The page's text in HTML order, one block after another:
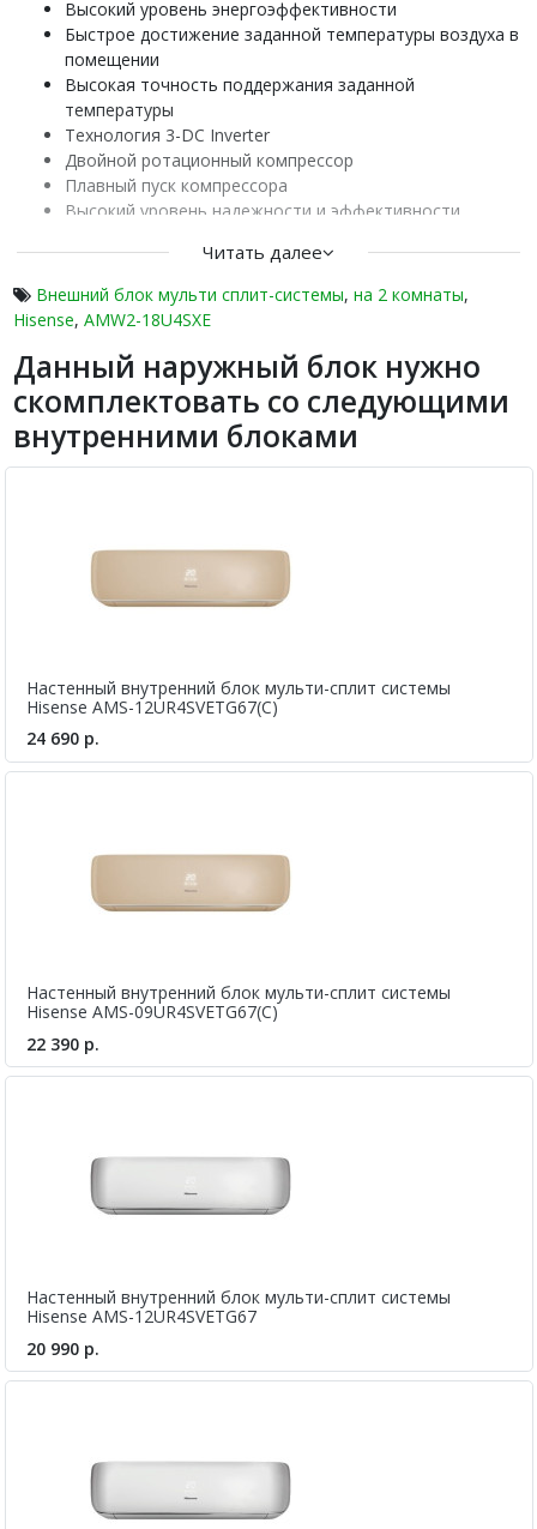
Высокий уровень энергоэффективности
Быстрое достижение заданной температуры воздуха в
помещении
Высокая точность поддержания заданной
температуры
Технология 3-DC Inverter
Двойной ротационный компрессор
Плавный пуск компрессора
Высокий уровень надежности и эффективности
Двойная шумоизоляция компрессора
Электронный расширительный вентиль
Внутренняя насечка на трубках теплообменника
Защитная накладка на вентилях внешнего блока
Возможность работы в зимнее время
Озонобезопасный хладагент
Наружные блоки серии FREE MATCH – это сочетание
характеристики, а двойной ротационный компрессор,
управляемый по современной технологии 3-DC Inverter,
обеспечивает быстрое достижение заданной температуры
Читать далее
Внешний блок мульти сплит-системы, на 2 комнаты,
Hisense, AMW2-18U4SXE
Данный наружный блок нужно
скомплектовать со следующими
внутренними блоками
Настенный внутренний блок мульти-сплит системы
Hisense AMS-12UR4SVETG67(C)
24 690 р.
Настенный внутренний блок мульти-сплит системы
Hisense AMS-09UR4SVETG67(C)
22 390 р.
Настенный внутренний блок мульти-сплит системы
Hisense AMS-12UR4SVETG67
20 990 р.